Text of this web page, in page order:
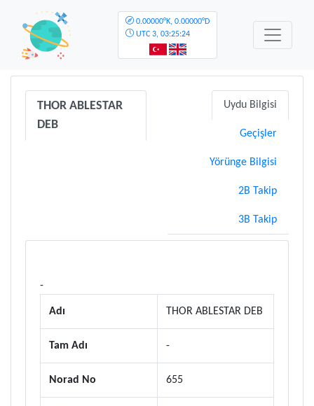
0.00000°K, 0.00000°D
UTC 3, 03:25:24
THOR ABLESTAR
DEB
Uydu Bilgisi
Geçişler
Yörünge Bilgisi
2B Takip
3B Takip
-
Adı THOR ABLESTAR DEB
Tam Adı -
Norad No 655